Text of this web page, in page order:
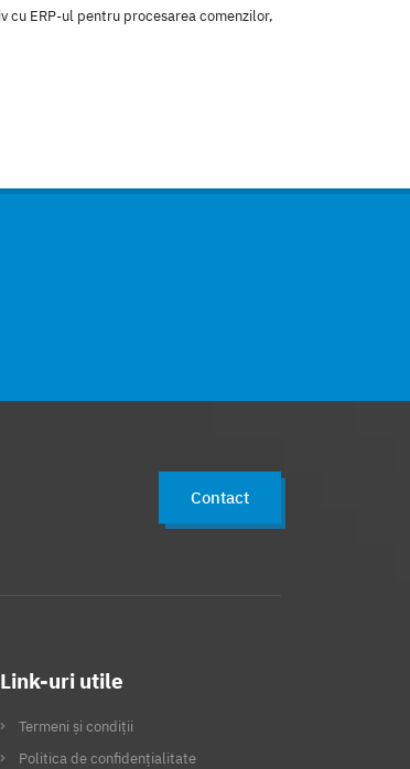
cu ERP-ul pentru procesarea comenzilor,
Contact
Link-uri utile
Termeni și condiții
Politica de confidențialitate